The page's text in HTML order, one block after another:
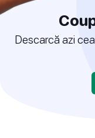
Descarcă azi